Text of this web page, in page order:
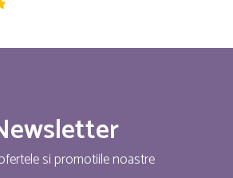
si promotiile noastre